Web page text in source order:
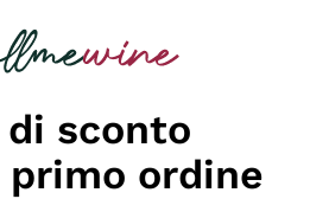
di sconto
ordine